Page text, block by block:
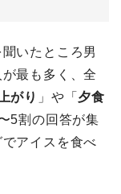
いたところ男
最も多く、全
がり 」や「 夕食
5割の回答が集
アイスを食べ